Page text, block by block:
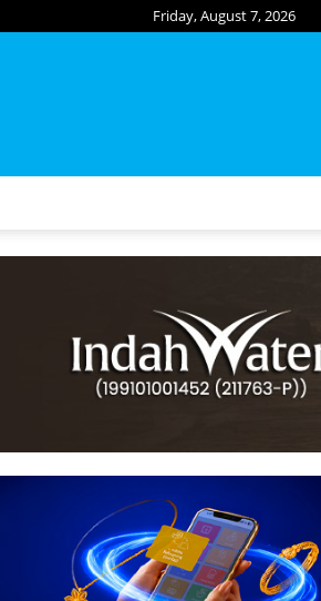
Friday, August 7, 2026